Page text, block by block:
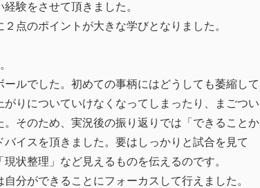
験をさせて頂きました。
点のポイントが大きな学びとなりました。
ルでした。初めての事柄にはどうしても萎縮して
りについていけなくなってしまったり、まごつい
そのため、実況後の振り返りでは「できることか
イスを頂きました。要はしっかりと試合を見て
状整理」など見えるものを伝えるのです。
分ができることにフォーカスして行えました。